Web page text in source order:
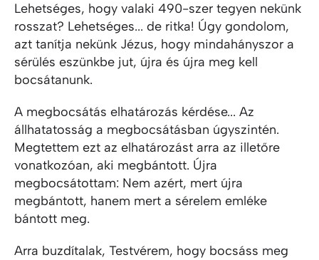
Lehetséges, hogy valaki 490-szer tegyen nekünk
rosszat? Lehetséges... de ritka! Úgy gondolom,
azt tanítja nekünk Jézus, hogy mindahányszor a
sérülés eszünkbe jut, újra és újra meg kell
bocsátanunk.
A megbocsátás elhatározás kérdése... Az
állhatatosság a megbocsátásban úgyszintén.
Megtettem ezt az elhatározást arra az illetőre
vonatkozóan, aki megbántott. Újra
megbocsátottam: Nem azért, mert újra
megbántott, hanem mert a sérelem emléke
bántott meg.
Arra buzdítalak, Testvérem, hogy bocsáss meg